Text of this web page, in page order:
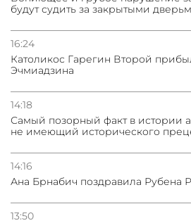
будут судить за закрытыми
16:24
Католикос Гарегин Второй
Эчмиадзина
14:18
Самый позорный факт в истории
не имеющий исторического
14:16
Ана Брнабич поздравила Рубена
13:50